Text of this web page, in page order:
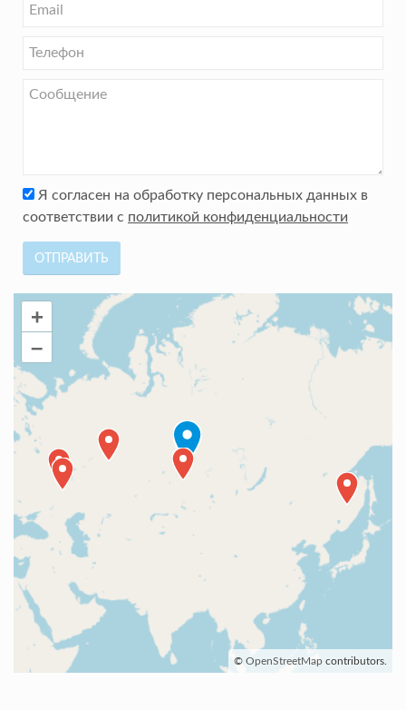
Я согласен на обработку персональных данных в
соответствии с политикой конфиденциальности
ОТПРАВИТЬ
+
–
© OpenStreetMap contributors.